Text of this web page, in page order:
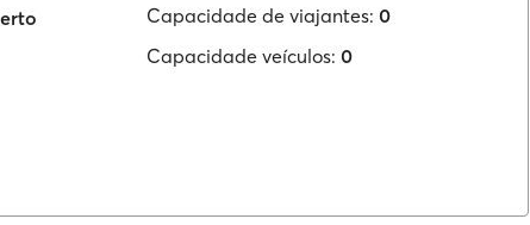
Capacidade de viajantes: 0
Capacidade veículos: 0